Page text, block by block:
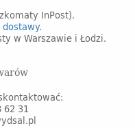
InPost).
w Warszawie i Łodzi.
62 31